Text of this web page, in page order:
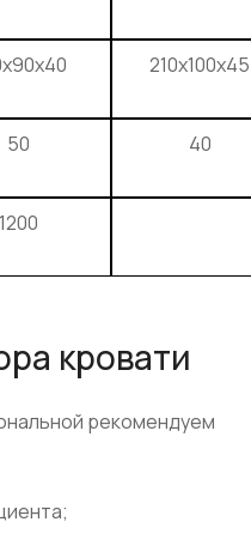
210x100x45
50 40
1200
кровати
рекомендуем